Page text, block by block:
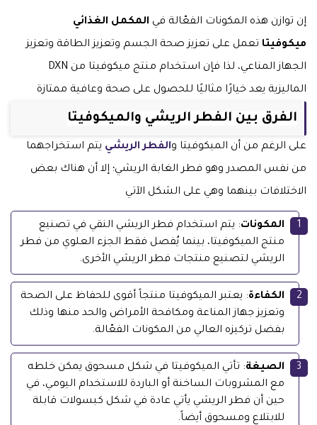
إن توازن هذه المكونات الفعّالة في المكمل الغذائي
ميكوفيتا تعمل على تعزيز صحة الجسم وتعزيز الطاقة وتعزيز
الجهاز المناعي، لذا فإن استخدام منتج ميكوفيتا من DXN
الماليزية يعد خيارًا مثاليًا للحصول على صحة وعافية ممتازة
الفرق بين الفطر الريشي والميكوفيتا
على الرغم من أن الميكوفيتا والفطر الريشي يتم استخراجهما
من نفس المصدر وهو فطر الغابة الريشي؛ إلا أن هناك بعض
الاختلافات بينهما وهي على الشكل الآتي
المكونات: يتم استخدام فطر الريشي النقي في تصنيع
منتج الميكوفيتا، بينما يُفصل فقط الجزء العلوي من فطر
الريشي لتصنيع منتجات فطر الريشي الأخرى.
الكفاءة: يعتبر الميكوفيتا منتجاً أقوى للحفاظ على الصحة
وتعزيز جهاز المناعة ومكافحة الأمراض والحد منها وذلك
بفضل تركيزه العالي من المكونات الفعّالة.
الصيغة: تأتي الميكوفيتا في شكل مسحوق يمكن خلطه
مع المشروبات الساخنة أو الباردة للاستخدام اليومي، في
حين أن فطر الريشي يأتي عادة في شكل كبسولات قابلة
للابتلاع ومسحوق أيضاً.